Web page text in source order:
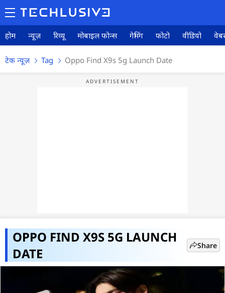
होम न्यूज़ रिव्यू मोबाइल फोन्स गेमिंग फोटो वीडियो
टेक न्यूज़ Tag Oppo Find X9s 5g Launch Date
OPPO FIND X9S 5G LAUNCH
DATE
Share